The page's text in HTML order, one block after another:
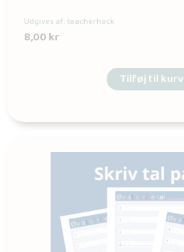
Udgives af: teacherhack
8,00kr
Tilføj til kurv